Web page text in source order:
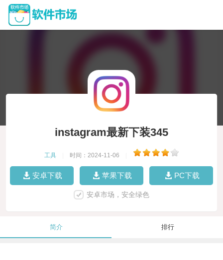
instagram最新下装345
工具 时间：2024-11-06
安卓下载 苹果下载 PC下载
安卓市场，安全绿色
简介 排行